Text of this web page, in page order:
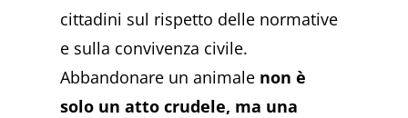
cittadini sul rispetto delle normative
e sulla convivenza civile.
Abbandonare un animale non è
solo un atto crudele, ma una